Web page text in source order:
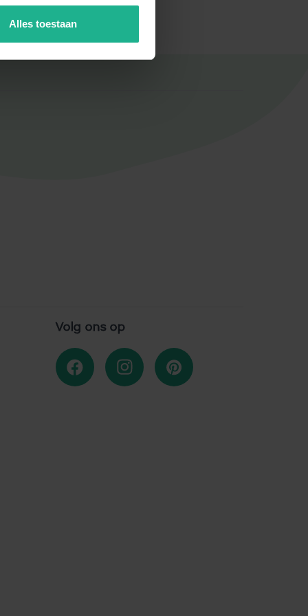
Alles toestaan
Met de aanplantservice planten wij
aangroeigarantie. hagen met
Volg ons op